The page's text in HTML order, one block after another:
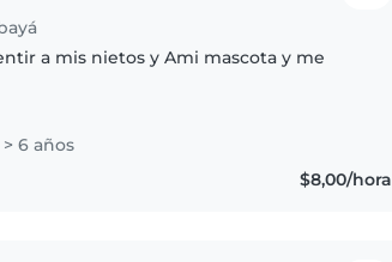
a mis nietos y Ami mascota y me
6 años
$8,00/hora